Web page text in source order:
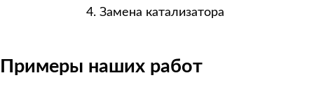
Замена катализатора
Примеры наших работ